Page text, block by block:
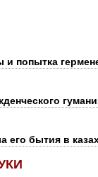
попытка
его бытия в